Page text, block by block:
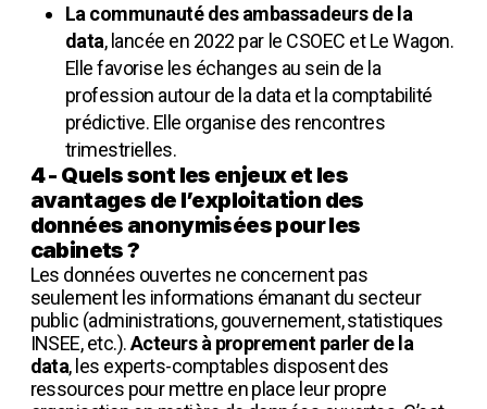
La communauté des ambassadeurs de la
data, lancée en 2022 par le CSOEC et Le Wagon.
Elle favorise les échanges au sein de la
profession autour de la data et la comptabilité
prédictive. Elle organise des rencontres
trimestrielles.
4 - Quels sont les enjeux et les
avantages de l’exploitation des
données anonymisées pour les
cabinets ?
Les données ouvertes ne concernent pas
seulement les informations émanant du secteur
public (administrations, gouvernement, statistiques
INSEE, etc.).Acteurs à proprement parler de la
data, les experts-comptables disposent des
ressources pour mettre en place leur propre